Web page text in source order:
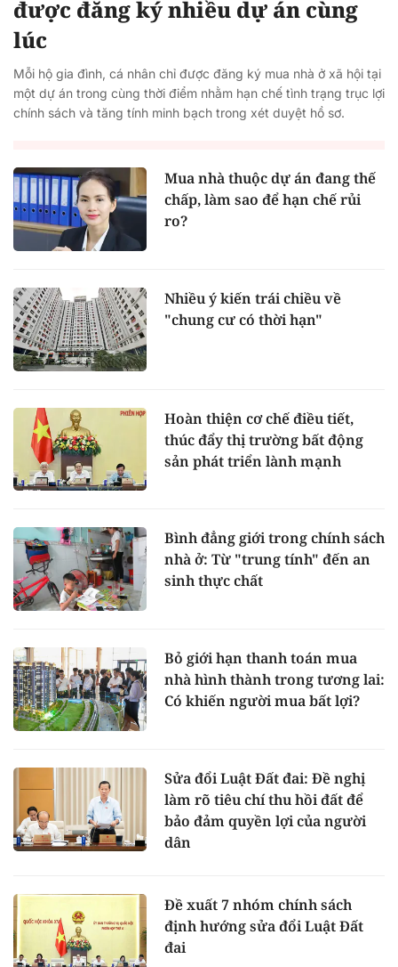
được đăng ký nhiều dự án cùng
lúc
Mỗi hộ gia đình, cá nhân chỉ được đăng ký mua nhà ở xã hội tại
một dự án trong cùng thời điểm nhằm hạn chế tình trạng trục lợi
chính sách và tăng tính minh bạch trong xét duyệt hồ sơ.
Mua nhà thuộc dự án đang thế
chấp, làm sao để hạn chế rủi
ro?
Nhiều ý kiến trái chiều về
"chung cư có thời hạn"
Hoàn thiện cơ chế điều tiết,
thúc đẩy thị trường bất động
sản phát triển lành mạnh
Bình đẳng giới trong chính sách
nhà ở: Từ "trung tính" đến an
sinh thực chất
Bỏ giới hạn thanh toán mua
nhà hình thành trong tương lai:
Có khiến người mua bất lợi?
Sửa đổi Luật Đất đai: Đề nghị
làm rõ tiêu chí thu hồi đất để
bảo đảm quyền lợi của người
dân
Đề xuất 7 nhóm chính sách
định hướng sửa đổi Luật Đất
đai